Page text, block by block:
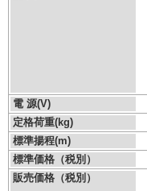
電 源(V)
定格荷重(kg)
標準揚程(m)
標準価格（税別）
販売価格（税別）